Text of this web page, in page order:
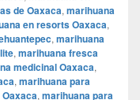
de Oaxaca, marihuana
en resorts Oaxaca,
, marihuana
, marihuana fresca
medicinal Oaxaca,
, marihuana para
, marihuana para